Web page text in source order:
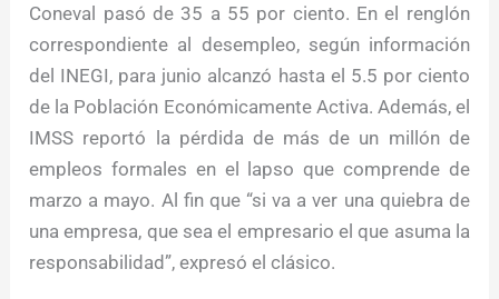
Coneval pasó de 35 a 55 por ciento. En el renglón
correspondiente al desempleo, según información
del INEGI, para junio alcanzó hasta el 5.5 por ciento
de la Población Económicamente Activa. Además, el
IMSS reportó la pérdida de más de un millón de
empleos formales en el lapso que comprende de
marzo a mayo. Al fin que “si va a ver una quiebra de
una empresa, que sea el empresario el que asuma la
responsabilidad”, expresó el clásico.